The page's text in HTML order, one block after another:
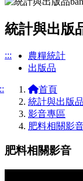
統計與出版
:::
農糧統計
出版品
首頁
統計與出版品
影音專區
肥料相關影
肥料相關影音